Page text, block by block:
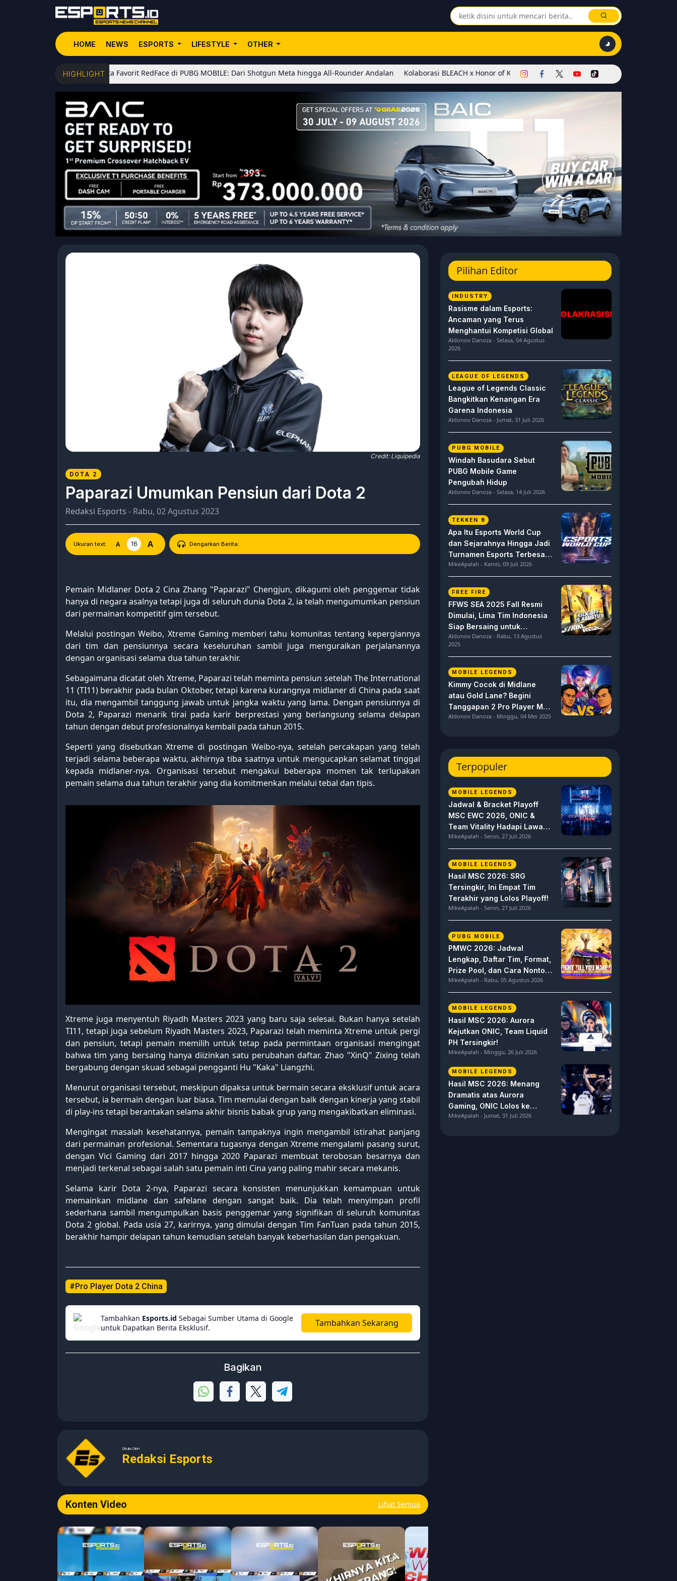
HOME NEWS ESPORTS LIFESTYLE OTHER
HIGHLIGHT
5 Senjata Favorit RedFace di PUBG MOBILE: Dari Shotgun Meta hingga All-Rounder Andalan Kolaborasi BLEACH x Honor of Kings Dimulai! Hadirkan Skin Soul Reaper, Mode Khusus, dan
Credit: Liquipedia
DOTA 2
Paparazi Umumkan Pensiun dari Dota 2
Redaksi Esports - Rabu, 02 Agustus 2023
Ukuran text: A 16 A Dengarkan Berita:
Pemain Midlaner Dota 2 Cina Zhang "Paparazi" Chengjun, dikagumi oleh penggemar tidak
hanya di negara asalnya tetapi juga di seluruh dunia Dota 2, ia telah mengumumkan pensiun
dari permainan kompetitif gim tersebut.
Melalui postingan Weibo, Xtreme Gaming memberi tahu komunitas tentang kepergiannya
dari tim dan pensiunnya secara keseluruhan sambil juga menguraikan perjalanannya
dengan organisasi selama dua tahun terakhir.
Sebagaimana dicatat oleh Xtreme, Paparazi telah meminta pensiun setelah The International
11 (TI11) berakhir pada bulan Oktober, tetapi karena kurangnya midlaner di China pada saat
itu, dia mengambil tanggung jawab untuk jangka waktu yang lama. Dengan pensiunnya di
Dota 2, Paparazi menarik tirai pada karir berprestasi yang berlangsung selama delapan
tahun dengan debut profesionalnya kembali pada tahun 2015.
Seperti yang disebutkan Xtreme di postingan Weibo-nya, setelah percakapan yang telah
terjadi selama beberapa waktu, akhirnya tiba saatnya untuk mengucapkan selamat tinggal
kepada midlaner-nya. Organisasi tersebut mengakui beberapa momen tak terlupakan
pemain selama dua tahun terakhir yang dia komitmenkan melalui tebal dan tipis.
Xtreme juga menyentuh Riyadh Masters 2023 yang baru saja selesai. Bukan hanya setelah
TI11, tetapi juga sebelum Riyadh Masters 2023, Paparazi telah meminta Xtreme untuk pergi
dan pensiun, tetapi pemain memilih untuk tetap pada permintaan organisasi mengingat
bahwa tim yang bersaing hanya diizinkan satu perubahan daftar. Zhao "XinQ" Zixing telah
bergabung dengan skuad sebagai pengganti Hu "Kaka" Liangzhi.
Menurut organisasi tersebut, meskipun dipaksa untuk bermain secara eksklusif untuk acara
tersebut, ia bermain dengan luar biasa. Tim memulai dengan baik dengan kinerja yang stabil
di play-ins tetapi berantakan selama akhir bisnis babak grup yang mengakibatkan eliminasi.
Mengingat masalah kesehatannya, pemain tampaknya ingin mengambil istirahat panjang
dari permainan profesional. Sementara tugasnya dengan Xtreme mengalami pasang surut,
dengan Vici Gaming dari 2017 hingga 2020 Paparazi membuat terobosan besarnya dan
menjadi terkenal sebagai salah satu pemain inti Cina yang paling mahir secara mekanis.
Selama karir Dota 2-nya, Paparazi secara konsisten menunjukkan kemampuan untuk
memainkan midlane dan safelane dengan sangat baik. Dia telah menyimpan profil
sederhana sambil mengumpulkan basis penggemar yang signifikan di seluruh komunitas
Dota 2 global. Pada usia 27, karirnya, yang dimulai dengan Tim FanTuan pada tahun 2015,
berakhir hampir delapan tahun kemudian setelah banyak keberhasilan dan pengakuan.
#Pro Player Dota 2 China
Tambahkan Esports.id Sebagai Sumber Utama di Google
untuk Dapatkan Berita Eksklusif.
Tambahkan Sekarang
Bagikan
Ditulis Oleh
Redaksi Esports
Konten Video Lihat Semua
Pilihan Editor
INDUSTRY
Rasisme dalam Esports:
Ancaman yang Terus
Menghantui Kompetisi Global
Aldonov Danoza - Selasa, 04 Agustus
2026
LEAGUE OF LEGENDS
League of Legends Classic
Bangkitkan Kenangan Era
Garena Indonesia
Aldonov Danoza - Jumat, 31 Juli 2026
PUBG MOBILE
Windah Basudara Sebut
PUBG Mobile Game
Pengubah Hidup
Aldonov Danoza - Selasa, 14 Juli 2026
TEKKEN 8
Apa Itu Esports World Cup
dan Sejarahnya Hingga Jadi
Turnamen Esports Terbesar
di Dunia
MikeApalah - Kamis, 09 Juli 2026
FREE FIRE
FFWS SEA 2025 Fall Resmi
Dimulai, Lima Tim Indonesia
Siap Bersaing untuk
Dominasi
Aldonov Danoza - Rabu, 13 Agustus
2025
MOBILE LEGENDS
Kimmy Cocok di Midlane
atau Gold Lane? Begini
Tanggapan 2 Pro Player MPL
ID S15 ini
Aldonov Danoza - Minggu, 04 Mei 2025
Terpopuler
MOBILE LEGENDS
Jadwal & Bracket Playoff
MSC EWC 2026, ONIC &
Team Vitality Hadapi Lawan
Berat
MikeApalah - Senin, 27 Juli 2026
MOBILE LEGENDS
Hasil MSC 2026: SRG
Tersingkir, Ini Empat Tim
Terakhir yang Lolos Playoff!
MikeApalah - Senin, 27 Juli 2026
PUBG MOBILE
PMWC 2026: Jadwal
Lengkap, Daftar Tim, Format,
Prize Pool, dan Cara Nonton
PUBG MOBILE World Cup
MikeApalah - Rabu, 05 Agustus 2026
MOBILE LEGENDS
Hasil MSC 2026: Aurora
Kejutkan ONIC, Team Liquid
PH Tersingkir!
MikeApalah - Minggu, 26 Juli 2026
MOBILE LEGENDS
Hasil MSC 2026: Menang
Dramatis atas Aurora
Gaming, ONIC Lolos ke
Semifinal!
MikeApalah - Jumat, 31 Juli 2026